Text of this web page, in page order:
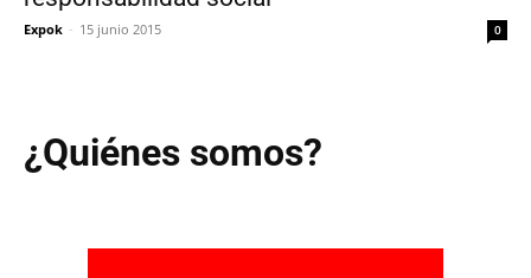
Expok - 15 junio 2015 0
¿Quiénes somos?